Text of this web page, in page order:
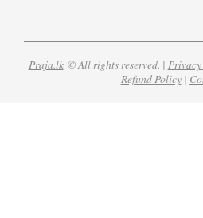
Praja.lk© All rights reserved. |
Refund Policy|